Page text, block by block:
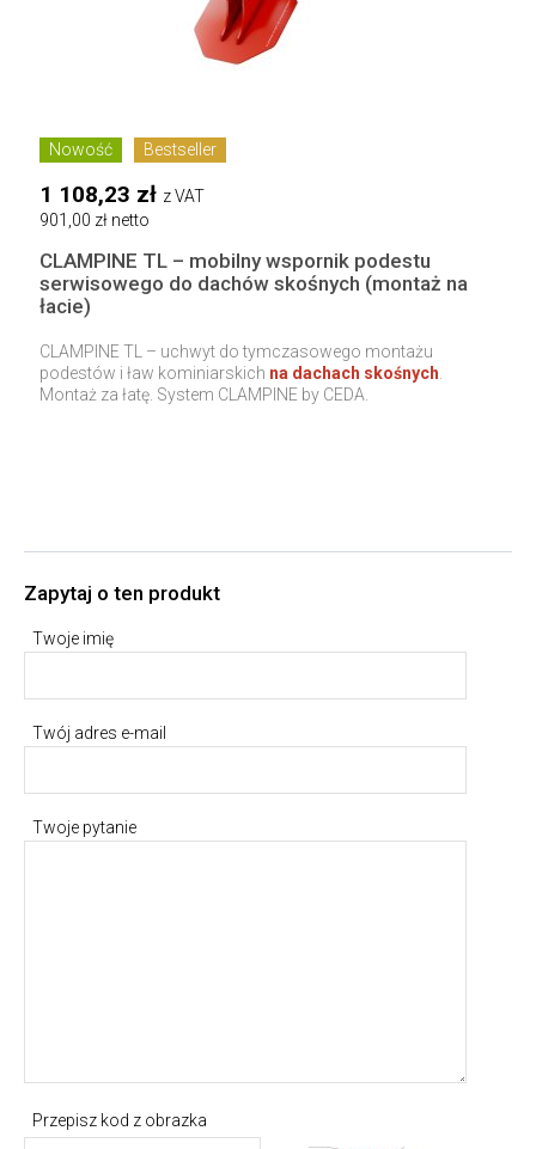
Nowość Bestseller
1 108,23 zł z VAT
901,00 zł netto
CLAMPINE TL – mobilny wspornik podestu
serwisowego do dachów skośnych (montaż na
łacie)
CLAMPINE TL – uchwyt do tymczasowego montażu
podestów i ław kominiarskich na dachach skośnych.
Montaż za łatę. System CLAMPINE by CEDA.
Zapytaj o ten produkt
Twoje imię
Twój adres e-mail
Twoje pytanie
Przepisz kod z obrazka